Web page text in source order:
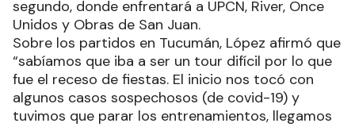
segundo, donde enfrentará a UPCN, River, Once
Unidos y Obras de San Juan.
Sobre los partidos en Tucumán, López afirmó que
“sabíamos que iba a ser un tour difícil por lo que
fue el receso de fiestas. El inicio nos tocó con
algunos casos sospechosos (de covid-19) y
tuvimos que parar los entrenamientos, llegamos